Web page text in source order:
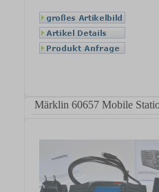
Märklin 60657 Mobile